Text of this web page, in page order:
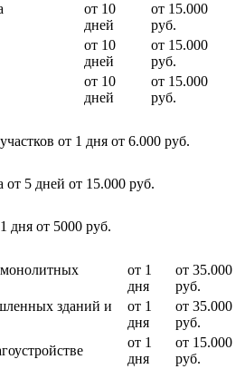
от 10
дней
от 15.000
руб.
от 10
дней
от 15.000
руб.
от 10
дней
от 15.000
руб.
от 1 дня от 6.000 руб.
от 5 дней от 15.000 руб.
дня от 5000 руб.
от 1
дня
от 35.000
руб.
зданий и
от 1
дня
от 35.000
руб.
от 1
дня
от 15.000
руб.